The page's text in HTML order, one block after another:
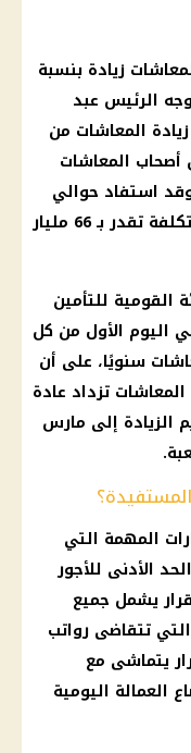
زيادة بنسبة
بعد أن وجه الرئيس عبد
المعاشات من
المعاشات
استفاد حوالي
11 مليون مواطن من هذه الزيادة، بتكلفة تقدر بـ 66 مليار
القومية للتأمين
اليوم الأول من كل
سنويًا، على أن
تزداد عادة
الزيادة إلى مارس
المهمة التي
الأدنى للأجور
القرار يشمل جميع
تتقاضى رواتب
يتماشى مع
العمالة اليومية